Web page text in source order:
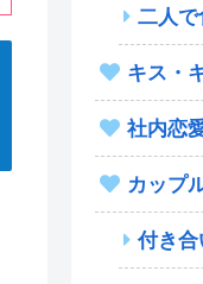
二人で
キス・
社内恋
カップ
付き